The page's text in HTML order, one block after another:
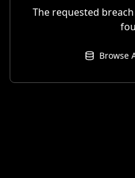
The requested
Browse